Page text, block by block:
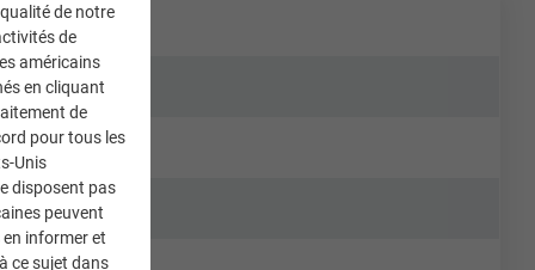
de notre
de
américains
en cliquant
de
pour tous les
Unis
disposent pas
peuvent
informer et
ce sujet dans